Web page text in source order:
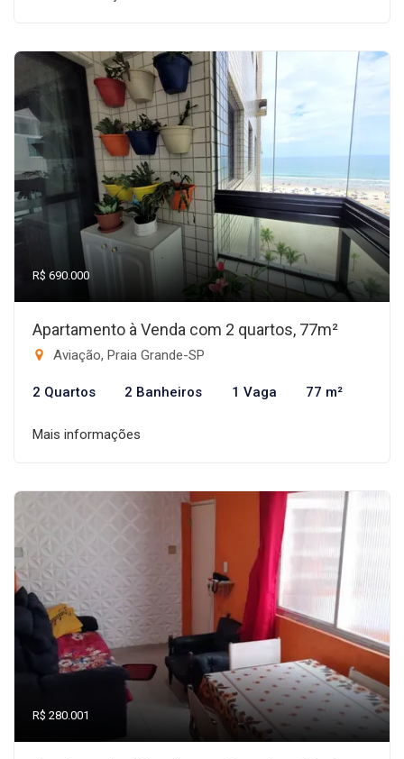
R$ 690.000
Apartamento à Venda com 2 quartos, 77m²
Aviação, Praia Grande-SP
2 Quartos 2 Banheiros 1 Vaga 77 m²
Mais informações
R$ 280.001